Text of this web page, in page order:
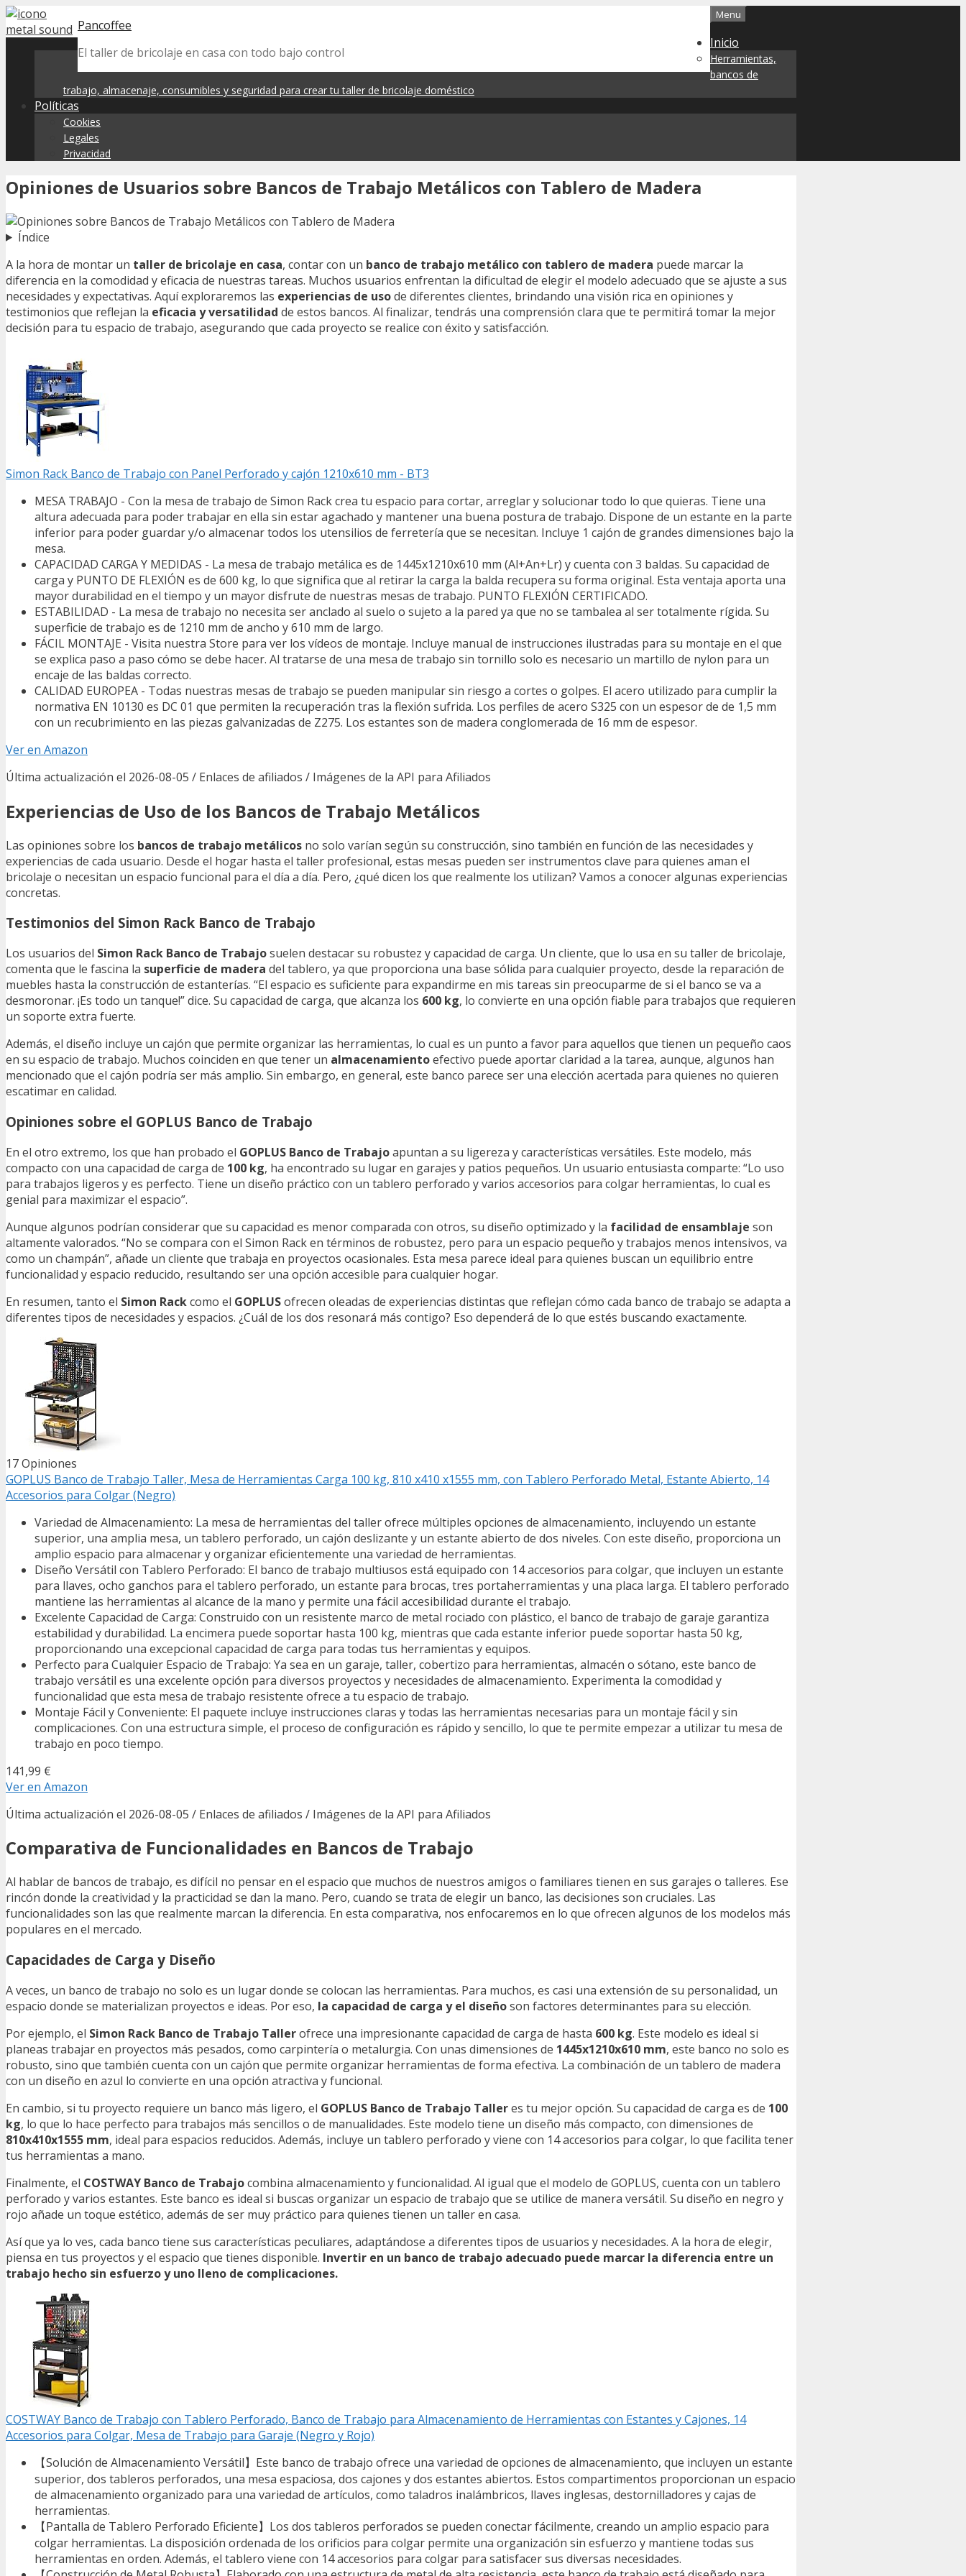
Skip
to
Pancoffee
El taller de bricolaje en casa con todo bajo control
Menu
Inicio
Herramientas,
bancos de
trabajo, almacenaje, consumibles y seguridad para crear tu taller de bricolaje doméstico
Políticas
Cookies
Legales
Privacidad
Opiniones de Usuarios sobre Bancos de Trabajo Metálicos con Tablero de Madera
Índice
A la hora de montar un taller de bricolaje en casa, contar con un banco de trabajo metálico con tablero de madera puede marcar la
diferencia en la comodidad y eficacia de nuestras tareas. Muchos usuarios enfrentan la dificultad de elegir el modelo adecuado que se ajuste a sus
necesidades y expectativas. Aquí exploraremos las experiencias de usode diferentes clientes, brindando una visión rica en opiniones y
testimonios que reflejan la eficacia y versatilidad de estos bancos. Al finalizar, tendrás una comprensión clara que te permitirá tomar la mejor
decisión para tu espacio de trabajo, asegurando que cada proyecto se realice con éxito y satisfacción.
Simon Rack Banco de Trabajo con Panel Perforado y cajón 1210x610 mm - BT3
MESA TRABAJO - Con la mesa de trabajo de Simon Rack crea tu espacio para cortar, arreglar y solucionar todo lo que quieras. Tiene una
altura adecuada para poder trabajar en ella sin estar agachado y mantener una buena postura de trabajo. Dispone de un estante en la parte
inferior para poder guardar y/o almacenar todos los utensilios de ferretería que se necesitan. Incluye 1 cajón de grandes dimensiones bajo la
mesa.
CAPACIDAD CARGA Y MEDIDAS - La mesa de trabajo metálica es de 1445x1210x610 mm (Al+An+Lr) y cuenta con 3 baldas. Su capacidad de
carga y PUNTO DE FLEXIÓN es de 600 kg, lo que significa que al retirar la carga la balda recupera su forma original. Esta ventaja aporta una
mayor durabilidad en el tiempo y un mayor disfrute de nuestras mesas de trabajo. PUNTO FLEXIÓN CERTIFICADO.
ESTABILIDAD - La mesa de trabajo no necesita ser anclado al suelo o sujeto a la pared ya que no se tambalea al ser totalmente rígida. Su
superficie de trabajo es de 1210 mm de ancho y 610 mm de largo.
FÁCIL MONTAJE - Visita nuestra Store para ver los vídeos de montaje. Incluye manual de instrucciones ilustradas para su montaje en el que
se explica paso a paso cómo se debe hacer. Al tratarse de una mesa de trabajo sin tornillo solo es necesario un martillo de nylon para un
encaje de las baldas correcto.
CALIDAD EUROPEA - Todas nuestras mesas de trabajo se pueden manipular sin riesgo a cortes o golpes. El acero utilizado para cumplir la
normativa EN 10130 es DC 01 que permiten la recuperación tras la flexión sufrida. Los perfiles de acero S325 con un espesor de de 1,5 mm
con un recubrimiento en las piezas galvanizadas de Z275. Los estantes son de madera conglomerada de 16 mm de espesor.
Ver en Amazon
Última actualización el 2026-08-05 / Enlaces de afiliados / Imágenes de la API para Afiliados
Experiencias de Uso de los Bancos de Trabajo Metálicos
Las opiniones sobre los bancos de trabajo metálicos no solo varían según su construcción, sino también en función de las necesidades y
experiencias de cada usuario. Desde el hogar hasta el taller profesional, estas mesas pueden ser instrumentos clave para quienes aman el
bricolaje o necesitan un espacio funcional para el día a día. Pero, ¿qué dicen los que realmente los utilizan? Vamos a conocer algunas experiencias
concretas.
Testimonios del Simon Rack Banco de Trabajo
Los usuarios del Simon Rack Banco de Trabajosuelen destacar su robustez y capacidad de carga. Un cliente, que lo usa en su taller de bricolaje,
comenta que le fascina la superficie de madera del tablero, ya que proporciona una base sólida para cualquier proyecto, desde la reparación de
muebles hasta la construcción de estanterías. “El espacio es suficiente para expandirme en mis tareas sin preocuparme de si el banco se va a
desmoronar. ¡Es todo un tanque!” dice. Su capacidad de carga, que alcanza los 600 kg, lo convierte en una opción fiable para trabajos que requieren
un soporte extra fuerte.
Además, el diseño incluye un cajón que permite organizar las herramientas, lo cual es un punto a favor para aquellos que tienen un pequeño caos
en su espacio de trabajo. Muchos coinciden en que tener un almacenamientoefectivo puede aportar claridad a la tarea, aunque, algunos han
mencionado que el cajón podría ser más amplio. Sin embargo, en general, este banco parece ser una elección acertada para quienes no quieren
escatimar en calidad.
Opiniones sobre el GOPLUS Banco de Trabajo
En el otro extremo, los que han probado el GOPLUS Banco de Trabajoapuntan a su ligereza y características versátiles. Este modelo, más
compacto con una capacidad de carga de 100 kg, ha encontrado su lugar en garajes y patios pequeños. Un usuario entusiasta comparte: “Lo uso
para trabajos ligeros y es perfecto. Tiene un diseño práctico con un tablero perforado y varios accesorios para colgar herramientas, lo cual es
genial para maximizar el espacio”.
Aunque algunos podrían considerar que su capacidad es menor comparada con otros, su diseño optimizado y la facilidad de ensamblaje son
altamente valorados. “No se compara con el Simon Rack en términos de robustez, pero para un espacio pequeño y trabajos menos intensivos, va
como un champán”, añade un cliente que trabaja en proyectos ocasionales. Esta mesa parece ideal para quienes buscan un equilibrio entre
funcionalidad y espacio reducido, resultando ser una opción accesible para cualquier hogar.
En resumen, tanto el Simon Rackcomo el GOPLUSofrecen oleadas de experiencias distintas que reflejan cómo cada banco de trabajo se adapta a
diferentes tipos de necesidades y espacios. ¿Cuál de los dos resonará más contigo? Eso dependerá de lo que estés buscando exactamente.
17 Opiniones
GOPLUS Banco de Trabajo Taller, Mesa de Herramientas Carga 100 kg, 810 x410 x1555 mm, con Tablero Perforado Metal, Estante Abierto, 14
Accesorios para Colgar (Negro)
Variedad de Almacenamiento: La mesa de herramientas del taller ofrece múltiples opciones de almacenamiento, incluyendo un estante
superior, una amplia mesa, un tablero perforado, un cajón deslizante y un estante abierto de dos niveles. Con este diseño, proporciona un
amplio espacio para almacenar y organizar eficientemente una variedad de herramientas.
Diseño Versátil con Tablero Perforado: El banco de trabajo multiusos está equipado con 14 accesorios para colgar, que incluyen un estante
para llaves, ocho ganchos para el tablero perforado, un estante para brocas, tres portaherramientas y una placa larga. El tablero perforado
mantiene las herramientas al alcance de la mano y permite una fácil accesibilidad durante el trabajo.
Excelente Capacidad de Carga: Construido con un resistente marco de metal rociado con plástico, el banco de trabajo de garaje garantiza
estabilidad y durabilidad. La encimera puede soportar hasta 100 kg, mientras que cada estante inferior puede soportar hasta 50 kg,
proporcionando una excepcional capacidad de carga para todas tus herramientas y equipos.
Perfecto para Cualquier Espacio de Trabajo: Ya sea en un garaje, taller, cobertizo para herramientas, almacén o sótano, este banco de
trabajo versátil es una excelente opción para diversos proyectos y necesidades de almacenamiento. Experimenta la comodidad y
funcionalidad que esta mesa de trabajo resistente ofrece a tu espacio de trabajo.
Montaje Fácil y Conveniente: El paquete incluye instrucciones claras y todas las herramientas necesarias para un montaje fácil y sin
complicaciones. Con una estructura simple, el proceso de configuración es rápido y sencillo, lo que te permite empezar a utilizar tu mesa de
trabajo en poco tiempo.
141,99 €
Ver en Amazon
Última actualización el 2026-08-05 / Enlaces de afiliados / Imágenes de la API para Afiliados
Comparativa de Funcionalidades en Bancos de Trabajo
Al hablar de bancos de trabajo, es difícil no pensar en el espacio que muchos de nuestros amigos o familiares tienen en sus garajes o talleres. Ese
rincón donde la creatividad y la practicidad se dan la mano. Pero, cuando se trata de elegir un banco, las decisiones son cruciales. Las
funcionalidades son las que realmente marcan la diferencia. En esta comparativa, nos enfocaremos en lo que ofrecen algunos de los modelos más
populares en el mercado.
Capacidades de Carga y Diseño
A veces, un banco de trabajo no solo es un lugar donde se colocan las herramientas. Para muchos, es casi una extensión de su personalidad, un
espacio donde se materializan proyectos e ideas. Por eso, la capacidad de carga y el diseñoson factores determinantes para su elección.
Por ejemplo, el Simon Rack Banco de Trabajo Tallerofrece una impresionante capacidad de carga de hasta 600 kg. Este modelo es ideal si
planeas trabajar en proyectos más pesados, como carpintería o metalurgia. Con unas dimensiones de 1445x1210x610 mm, este banco no solo es
robusto, sino que también cuenta con un cajón que permite organizar herramientas de forma efectiva. La combinación de un tablero de madera
con un diseño en azul lo convierte en una opción atractiva y funcional.
En cambio, si tu proyecto requiere un banco más ligero, el GOPLUS Banco de Trabajo Talleres tu mejor opción. Su capacidad de carga es de 100
kg, lo que lo hace perfecto para trabajos más sencillos o de manualidades. Este modelo tiene un diseño más compacto, con dimensiones de
810x410x1555 mm, ideal para espacios reducidos. Además, incluye un tablero perforado y viene con 14 accesorios para colgar, lo que facilita tener
tus herramientas a mano.
Finalmente, el COSTWAY Banco de Trabajocombina almacenamiento y funcionalidad. Al igual que el modelo de GOPLUS, cuenta con un tablero
perforado y varios estantes. Este banco es ideal si buscas organizar un espacio de trabajo que se utilice de manera versátil. Su diseño en negro y
rojo añade un toque estético, además de ser muy práctico para quienes tienen un taller en casa.
Así que ya lo ves, cada banco tiene sus características peculiares, adaptándose a diferentes tipos de usuarios y necesidades. A la hora de elegir,
piensa en tus proyectos y el espacio que tienes disponible. Invertir en un banco de trabajo adecuado puede marcar la diferencia entre un
trabajo hecho sin esfuerzo y uno lleno de complicaciones.
COSTWAY Banco de Trabajo con Tablero Perforado, Banco de Trabajo para Almacenamiento de Herramientas con Estantes y Cajones, 14
Accesorios para Colgar, Mesa de Trabajo para Garaje (Negro y Rojo)
【Solución de Almacenamiento Versátil】Este banco de trabajo ofrece una variedad de opciones de almacenamiento, que incluyen un estante
superior, dos tableros perforados, una mesa espaciosa, dos cajones y dos estantes abiertos. Estos compartimentos proporcionan un espacio
de almacenamiento organizado para una variedad de artículos, como taladros inalámbricos, llaves inglesas, destornilladores y cajas de
herramientas.
【Pantalla de Tablero Perforado Eficiente】Los dos tableros perforados se pueden conectar fácilmente, creando un amplio espacio para
colgar herramientas. La disposición ordenada de los orificios para colgar permite una organización sin esfuerzo y mantiene todas sus
herramientas en orden. Además, el tablero viene con 14 accesorios para colgar para satisfacer sus diversas necesidades.